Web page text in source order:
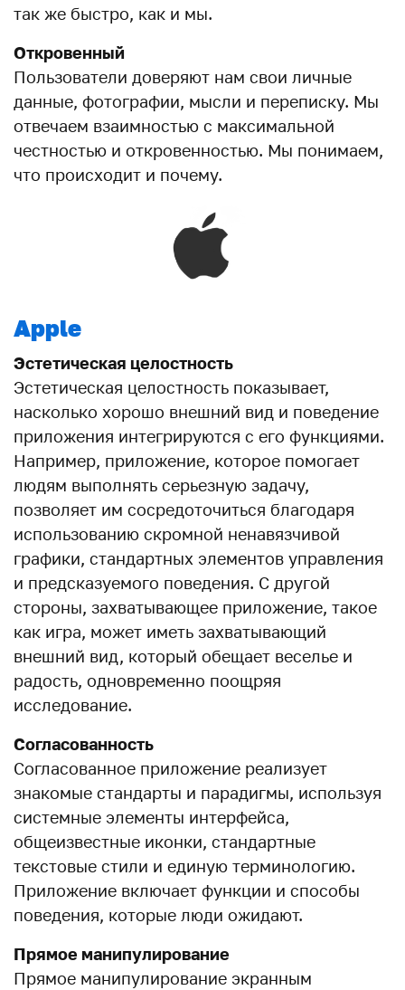
так же быстро, как и мы.
Откровенный
Пользователи доверяют нам свои личные
данные, фотографии, мысли и переписку. Мы
отвечаем взаимностью с максимальной
честностью и откровенностью. Мы понимаем,
что происходит и почему.
Apple
Эстетическая целостность
Эстетическая целостность показывает,
насколько хорошо внешний вид и поведение
приложения интегрируются с его функциями.
Например, приложение, которое помогает
людям выполнять серьезную задачу,
позволяет им сосредоточиться благодаря
использованию скромной ненавязчивой
графики, стандартных элементов управления
и предсказуемого поведения. С другой
стороны, захватывающее приложение, такое
как игра, может иметь захватывающий
внешний вид, который обещает веселье и
радость, одновременно поощряя
исследование.
Согласованность
Согласованное приложение реализует
знакомые стандарты и парадигмы, используя
системные элементы интерфейса,
общеизвестные иконки, стандартные
текстовые стили и единую терминологию.
Приложение включает функции и способы
поведения, которые люди ожидают.
Прямое манипулирование
Прямое манипулирование экранным